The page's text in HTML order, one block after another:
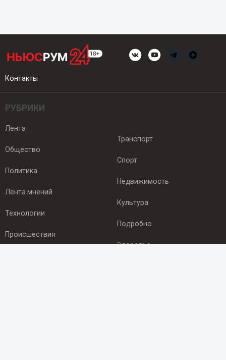
Контакты
РУБРИКИ
Лента
Общество
Политика
Лента мнений
Технологии
Происшествия
Транспорт
Спорт
Недвижимость
Культура
Подробно
Здоровье